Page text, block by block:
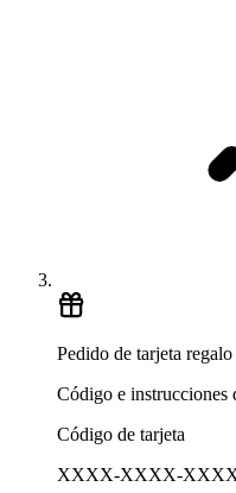
Pedido de tarjeta regalo
Código e instrucciones
Código de tarjeta
XXXX-XXXX-